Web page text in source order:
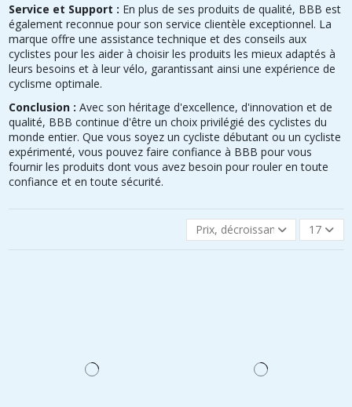
Service et Support : En plus de ses produits de qualité, BBB est
également reconnue pour son service clientèle exceptionnel. La
marque offre une assistance technique et des conseils aux
cyclistes pour les aider à choisir les produits les mieux adaptés à
leurs besoins et à leur vélo, garantissant ainsi une expérience de
cyclisme optimale.
Conclusion : Avec son héritage d'excellence, d'innovation et de
qualité, BBB continue d'être un choix privilégié des cyclistes du
monde entier. Que vous soyez un cycliste débutant ou un cycliste
expérimenté, vous pouvez faire confiance à BBB pour vous
fournir les produits dont vous avez besoin pour rouler en toute
confiance et en toute sécurité.
Prix, décroissant 17